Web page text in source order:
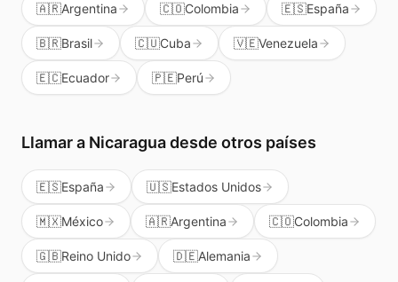
🇦🇷Argentina 🇨🇴Colombia 🇪🇸España
🇧🇷Brasil 🇨🇺Cuba 🇻🇪Venezuela
🇪🇨Ecuador 🇵🇪Perú
Llamar a Nicaraguadesde otros países
🇪🇸España 🇺🇸Estados Unidos
🇲🇽México 🇦🇷Argentina 🇨🇴Colombia
🇬🇧Reino Unido 🇩🇪Alemania